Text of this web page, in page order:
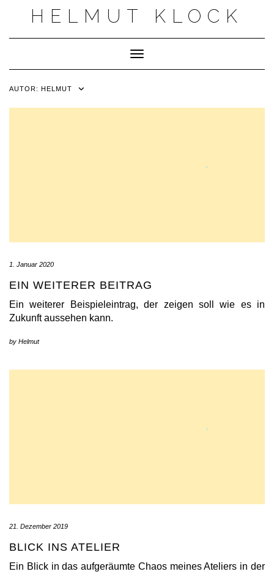
HELMUT KLOCK
Toggle Navigation
AUTOR: HELMUT
1. Januar 2020
EIN WEITERER BEITRAG
Ein weiterer Beispieleintrag, der zeigen soll wie es in
Zukunft aussehen kann.
by Helmut
21. Dezember 2019
BLICK INS ATELIER
Ein Blick in das aufgeräumte Chaos meines Ateliers in der